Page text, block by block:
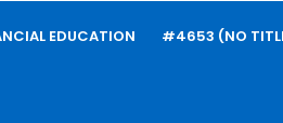
EDUCATION #4653 (NO